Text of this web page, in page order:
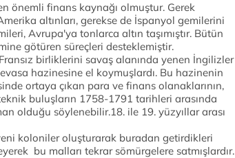
önemli finans kaynağı olmuştur. Gerek
altınları, gerekse de İspanyol gemilerini
Avrupa'ya tonlarca altın taşımıştır. Bütün
götüren süreçleri desteklemiştir.
birliklerini savaş alanında yenen İngilizler
hazinesine el koymuşlardı. Bu hazinenin
ortaya çıkan para ve finans olanaklarının,
buluşların 1758-1791 tarihleri arasında
olduğu söylenebilir.18. ile 19. yüzyıllar arası
koloniler oluşturarak buradan getirdikleri
bu malları tekrar sömürgelere satmışlardır.